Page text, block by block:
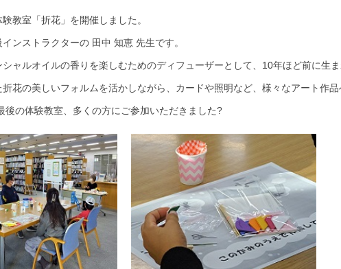
教室「折花」を開催しました。
ンストラクターの 田中 知恵 先生です。
ャルオイルの香りを楽しむためのディフューザーとして、10年ほど前に生
花の美しいフォルムを活かしながら、カードや照明など、様々なアート作品
後の体験教室、多くの方にご参加いただきました?